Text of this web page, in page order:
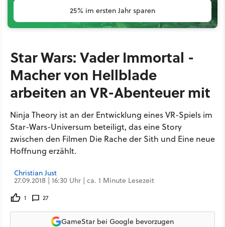
25% im ersten Jahr sparen
Star Wars: Vader Immortal -
Macher von Hellblade
arbeiten an VR-Abenteuer mit
Ninja Theory ist an der Entwicklung eines VR-Spiels im
Star-Wars-Universum beteiligt, das eine Story
zwischen den Filmen Die Rache der Sith und Eine neue
Hoffnung erzählt.
Christian Just
27.09.2018 | 16:30 Uhr | ca. 1 Minute Lesezeit
1 27
GameStar bei Google bevorzugen